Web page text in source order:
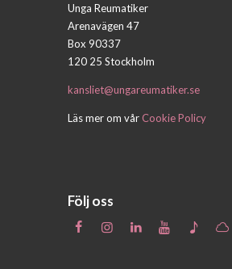
Unga Reumatiker
Arenavägen 47
Box 90337
120 25 Stockholm
kansliet@ungareumatiker.se
Läs mer om vårCookie Policy
Följ oss